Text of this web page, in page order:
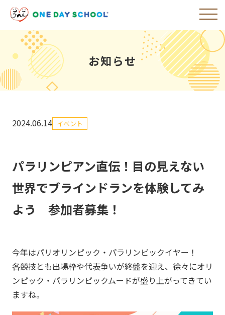
お知らせ
2024.06.14 イベント
パラリンピアン直伝！目の見えない
世界でブラインドランを体験してみ
よう 参加者募集！
今年はパリオリンピック・パラリンピックイヤー！
各競技とも出場枠や代表争いが終盤を迎え、徐々にオリ
ンピック・パラリンピックムードが盛り上がってきてい
ますね。